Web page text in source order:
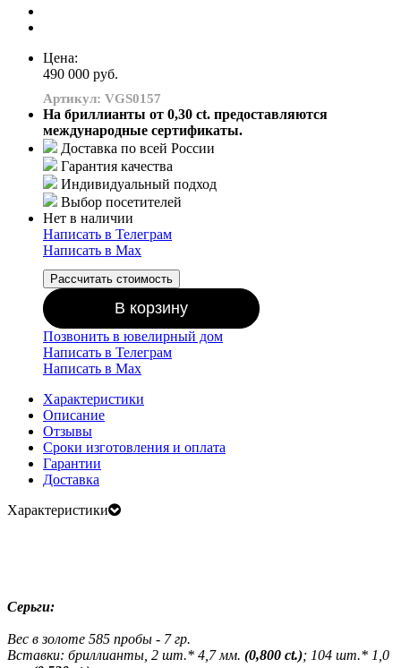
Цена:
490 000 руб.
Артикул: VGS0157
На бриллианты от 0,30 ct. предоставляются
международные сертификаты.
Доставка по всей России
Гарантия качества
Индивидуальный подход
Выбор посетителей
Нет в наличии
Написать в Телеграм
Написать в Мах
Рассчитать стоимость
В корзину
Позвонить в ювелирный дом
Написать в Телеграм
Написать в Мах
Характеристики
Описание
Отзывы
Сроки изготовления и оплата
Гарантии
Доставка
Характеристики
Серьги:
Вес в золоте 585 пробы - 7 гр.
Вставки: бриллианты, 2 шт.* 4,7 мм. (0,800 ct.); 104 шт.* 1,0